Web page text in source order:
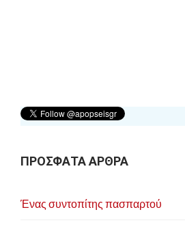
ΠΡΟΣΦΑΤΑ ΑΡΘΡΑ
Ένας συντοπίτης πασπαρτού